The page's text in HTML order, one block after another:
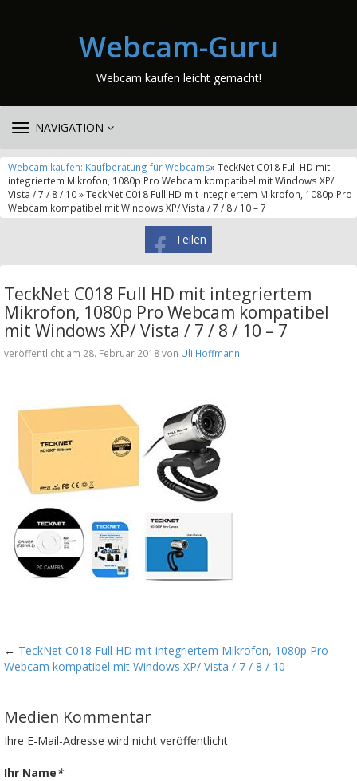
Webcam-Guru
Webcam kaufen leicht gemacht!
TOGGLE
NAVIGATION
Webcam kaufen: Kaufberatung für Webcams» TeckNet C018 Full HD mit
integriertem Mikrofon, 1080p Pro Webcam kompatibel mit Windows XP/
Vista / 7 / 8 / 10 » TeckNet C018 Full HD mit integriertem Mikrofon, 1080p Pro
Webcam kompatibel mit Windows XP/ Vista / 7 / 8 / 10 – 7
Teilen
TeckNet C018 Full HD mit integriertem
Mikrofon, 1080p Pro Webcam kompatibel
mit Windows XP/ Vista / 7 / 8 / 10 – 7
veröffentlicht am 28. Februar 2018 von Uli Hoffmann
← TeckNet C018 Full HD mit integriertem Mikrofon, 1080p Pro
Webcam kompatibel mit Windows XP/ Vista / 7 / 8 / 10
Medien Kommentar
Ihre E-Mail-Adresse wird nicht veröffentlicht
Ihr Name*